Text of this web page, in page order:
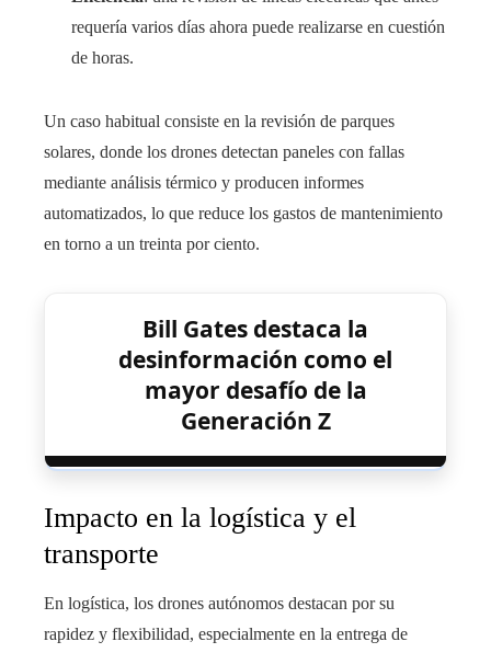
requería varios días ahora puede realizarse en cuestión
de horas.
Un caso habitual consiste en la revisión de parques
solares, donde los drones detectan paneles con fallas
mediante análisis térmico y producen informes
automatizados, lo que reduce los gastos de mantenimiento
en torno a un treinta por ciento.
Bill Gates destaca la
desinformación como el
mayor desafío de la
Generación Z
Impacto en la logística y el
transporte
En logística, los drones autónomos destacan por su
rapidez y flexibilidad, especialmente en la entrega de